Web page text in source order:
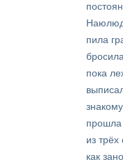
пила
пока
прошла
из
как